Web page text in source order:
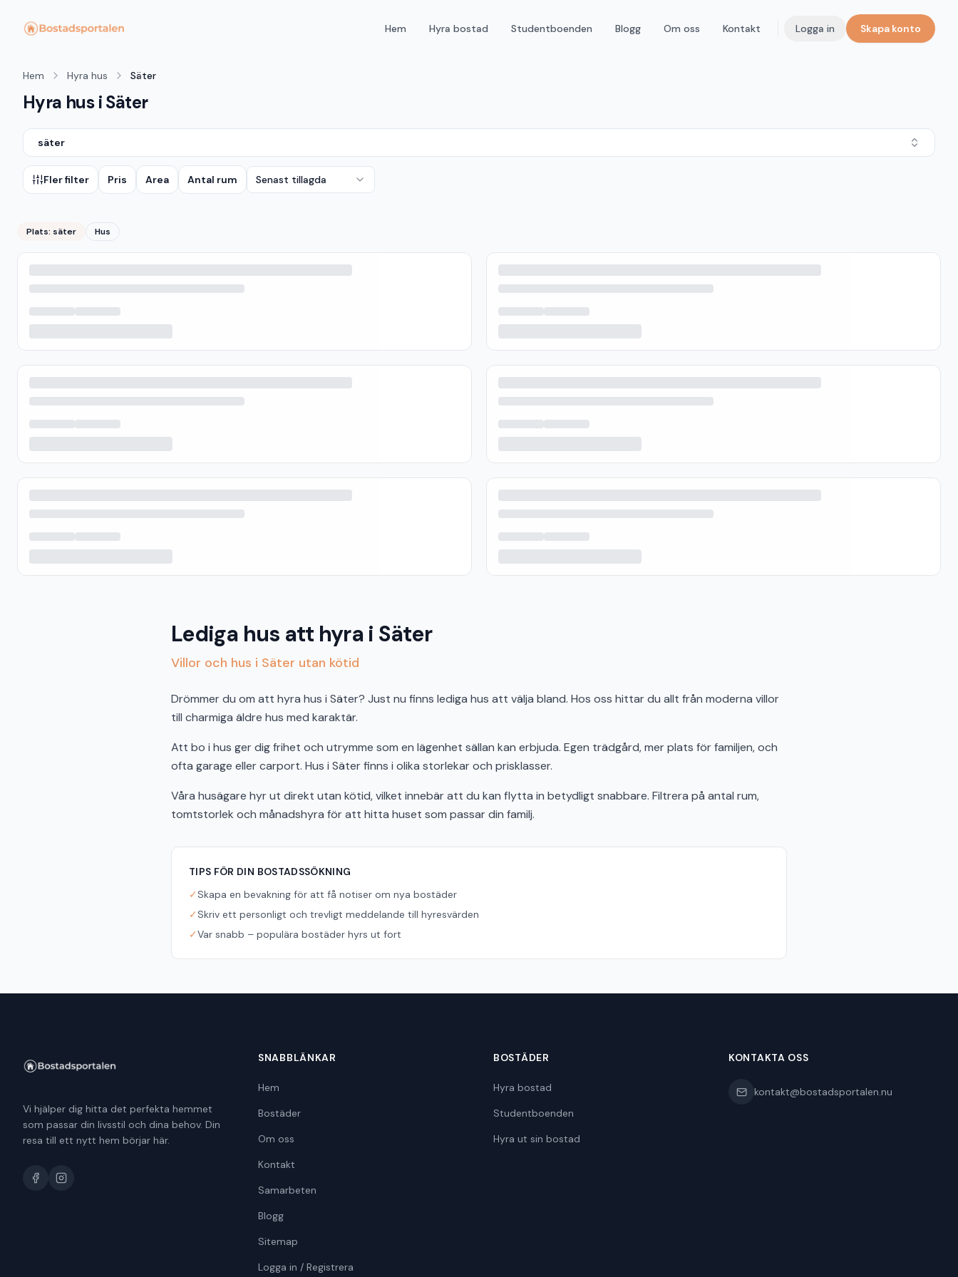
Hem Hyra bostad Studentboenden Blogg Om oss Kontakt Logga in Skapa konto
Hem Hyra hus Säter
Hyra hus i Säter
säter
Fler filter Pris Area Antal rum Senast tillagda
Plats: säter Hus
Lediga hus att hyra i Säter
Villor och hus i Säter utan kötid
Drömmer du om att hyra hus i Säter? Just nu finns lediga hus att välja bland. Hos oss hittar du allt från moderna villor
till charmiga äldre hus med karaktär.
Att bo i hus ger dig frihet och utrymme som en lägenhet sällan kan erbjuda. Egen trädgård, mer plats för familjen, och
ofta garage eller carport. Hus i Säter finns i olika storlekar och prisklasser.
Våra husägare hyr ut direkt utan kötid, vilket innebär att du kan flytta in betydligt snabbare. Filtrera på antal rum,
tomtstorlek och månadshyra för att hitta huset som passar din familj.
TIPS FÖR DIN BOSTADSSÖKNING
✓Skapa en bevakning för att få notiser om nya bostäder
✓Skriv ett personligt och trevligt meddelande till hyresvärden
✓Var snabb – populära bostäder hyrs ut fort
Vi hjälper dig hitta det perfekta hemmet
som passar din livsstil och dina behov. Din
resa till ett nytt hem börjar här.
SNABBLÄNKAR
Hem
Bostäder
Om oss
Kontakt
Samarbeten
Blogg
Sitemap
Logga in / Registrera
BOSTÄDER
Hyra bostad
Studentboenden
Hyra ut sin bostad
KONTAKTA OSS
kontakt@bostadsportalen.nu